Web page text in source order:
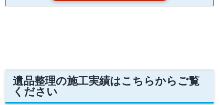
遺品整理の施工実績はこちらからご覧
ください